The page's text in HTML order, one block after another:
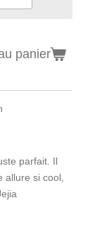
panier
parfait. Il
allure si cool,